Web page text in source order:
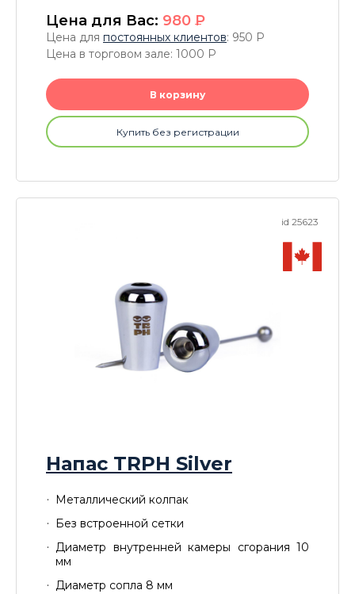
Цена для Вас: 980 P
Цена для постоянных клиентов: 950 P
Цена в торговом зале: 1000 P
В корзину
Купить без регистрации
id 25623
Напас TRPH Silver
Металлический колпак
Без встроенной сетки
Диаметр внутренней камеры сгорания 10
мм
Диаметр сопла 8 мм